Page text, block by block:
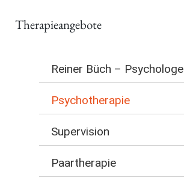
Therapieangebote
Reiner Büch – Psychologe
Psychotherapie
Supervision
Paartherapie